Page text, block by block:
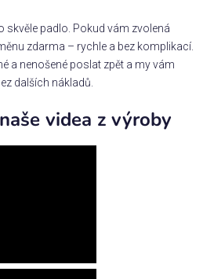
skvěle padlo. Pokud vám zvolená
zdarma – rychle a bez komplikací.
a nenošené poslat zpět a my vám
dalších nákladů.
videa z výroby